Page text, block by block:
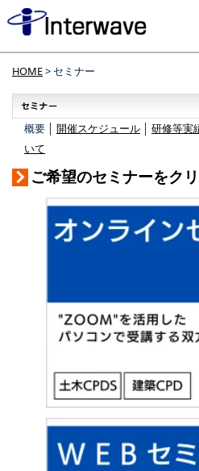
HOME> セミナー
概要 │ 開催スケジュール 研修等実
いて
ご希望のセミナーをク